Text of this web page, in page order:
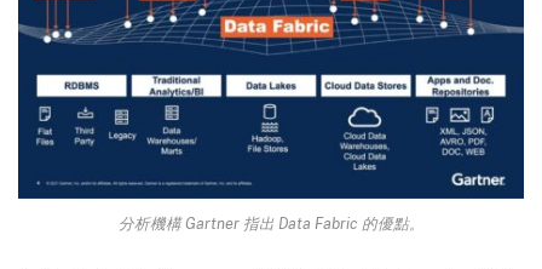
分析機構 Gartner 指出 Data Fabric 的優點。